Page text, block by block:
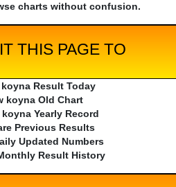
charts without confusion.
THIS PAGE TO
Result Today
koyna Old Chart
Yearly Record
Previous Results
Updated Numbers
Result History